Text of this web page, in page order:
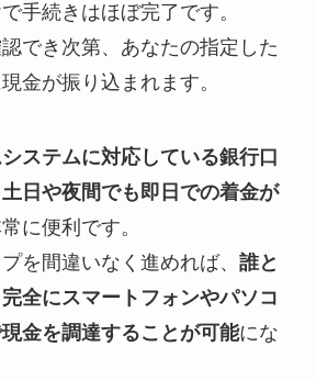
手続きはほぼ完了です。
でき次第、あなたの指定した
金が振り込まれます。
ステムに対応している銀行口
日や夜間でも即日での着金が
に便利です。
を間違いなく進めれば、 誰と
全にスマートフォンやパソコ
金を調達することが可能にな